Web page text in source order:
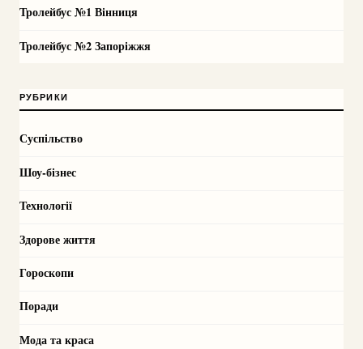
Тролейбус №1 Вінниця
Тролейбус №2 Запоріжжя
РУБРИКИ
Суспільство
Шоу-бізнес
Технології
Здорове життя
Гороскопи
Поради
Мода та краса